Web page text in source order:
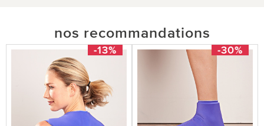
nos recommandations
-13% -30%